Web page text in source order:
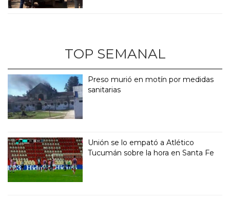
TOP SEMANAL
Preso murió en motín por medidas
sanitarias
Unión se lo empató a Atlético
Tucumán sobre la hora en Santa Fe